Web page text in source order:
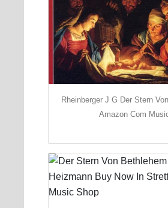
Rheinberger J G Der Stern
Amazon Com